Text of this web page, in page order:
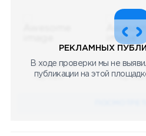
08.05.2023
Научный
РЕКЛАМНЫХ
В ходе проверки мы не
публикации на этой